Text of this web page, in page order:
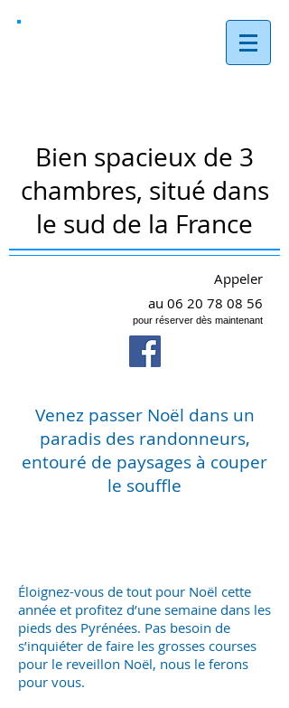
Bien spacieux de 3
chambres, situé dans
le sud de la France
Appeler
au 06 20 78 08 56
pour réserver dès maintenant
Venez passer Noël dans un
paradis des randonneurs,
entouré de paysages à couper
le souffle
Éloignez-vous de tout pour Noël cette
année et profitez d’une semaine dans les
pieds des Pyrénées. Pas besoin de
s’inquiéter de faire les grosses courses
pour le reveillon Noël, nous le ferons
pour vous.